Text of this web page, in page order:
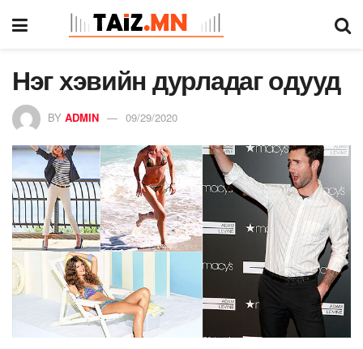
Нэг хэвийн дурладаг одууд
BY ADMIN 09/29/2020